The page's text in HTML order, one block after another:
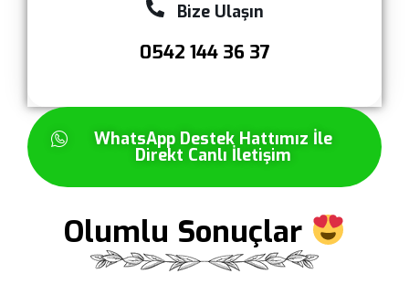
Bize Ulaşın
0542 144 36 37
WhatsApp Destek Hattımız İle
Direkt Canlı İletişim
Olumlu Sonuçlar